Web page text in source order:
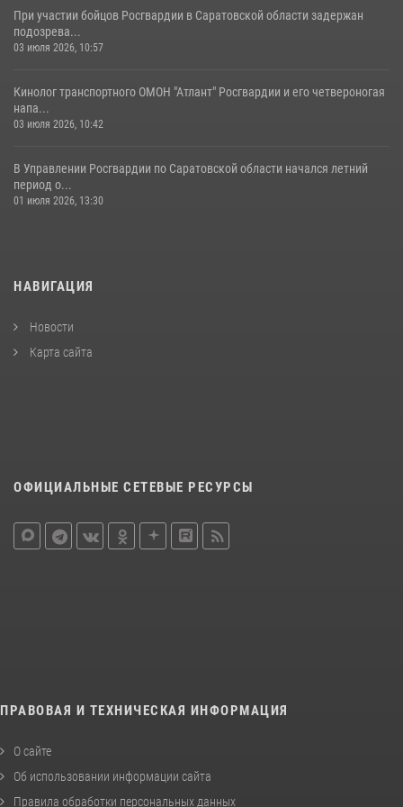
При участии бойцов Росгвардии в Саратовской области задержан
подозрева...
03 июля 2026, 10:57
Кинолог транспортного ОМОН "Атлант" Росгвардии и его четвероногая
напа...
03 июля 2026, 10:42
В Управлении Росгвардии по Саратовской области начался летний
период о...
01 июля 2026, 13:30
НАВИГАЦИЯ
Новости
Карта сайта
ОФИЦИАЛЬНЫЕ СЕТЕВЫЕ РЕСУРСЫ
ПРАВОВАЯ И ТЕХНИЧЕСКАЯ ИНФОРМАЦИЯ
О сайте
Об использовании информации сайта
Правила обработки персональных данных